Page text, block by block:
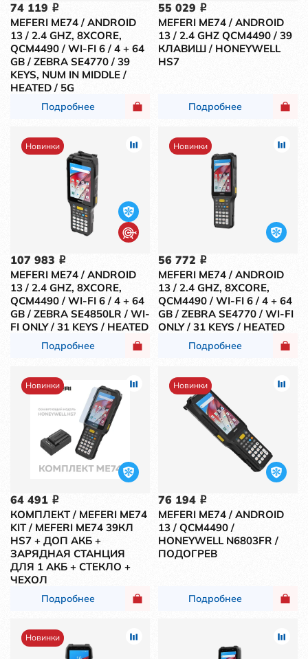
74 119 i
MEFERI ME74 / ANDROID
13 / 2.4 GHZ, 8XCORE,
QCM4490 / WI-FI 6 / 4 + 64
GB / ZEBRA SE4770 / 39
KEYS, NUM IN MIDDLE /
HEATED / 5G
Подробнее
55 029 i
MEFERI ME74 / ANDROID
13 / 2.4 GHZ QCM4490 / 39
КЛАВИШ / HONEYWELL
HS7
Подробнее
Новинки
107 983 i
MEFERI ME74 / ANDROID
13 / 2.4 GHZ, 8XCORE,
QCM4490 / WI-FI 6 / 4 + 64
GB / ZEBRA SE4850LR / WI-
FI ONLY / 31 KEYS / HEATED
Подробнее
Новинки
56 772 i
MEFERI ME74 / ANDROID
13 / 2.4 GHZ, 8XCORE,
QCM4490 / WI-FI 6 / 4 + 64
GB / ZEBRA SE4770 / WI-FI
ONLY / 31 KEYS / HEATED
Подробнее
Новинки
64 491 i
КОМПЛЕКТ / MEFERI ME74
KIT / MEFERI ME74 39КЛ
HS7 + ДОП АКБ +
ЗАРЯДНАЯ СТАНЦИЯ
ДЛЯ 1 АКБ + СТЕКЛО +
ЧЕХОЛ
Подробнее
Новинки
76 194 i
MEFERI ME74 / ANDROID
13 / QCM4490 /
HONEYWELL N6803FR /
ПОДОГРЕВ
Подробнее
Новинки